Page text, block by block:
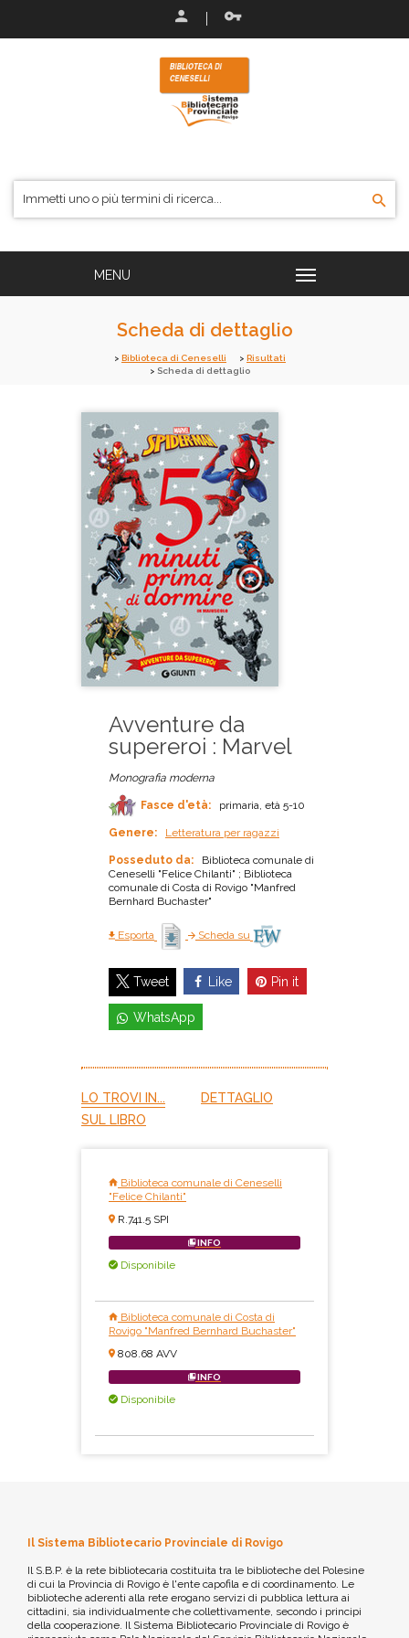
Scheda di dettaglio
Biblioteca di Ceneselli
Risultati
Scheda di dettaglio
Avventure da
supereroi : Marvel
Monografia moderna
Fasce d'età: primaria, età 5-10
Genere: Letteratura per ragazzi
Posseduto da:
Biblioteca comunale di
Ceneselli "Felice Chilanti" ; Biblioteca
comunale di Costa di Rovigo "Manfred
Bernhard Buchaster"
Esporta Scheda su
Tweet Like Pin it
WhatsApp
LO TROVI IN...
DETTAGLIO
SUL LIBRO
Biblioteca comunale di Ceneselli
"Felice Chilanti"
R.741.5 SPI
INFO
Disponibile
Biblioteca comunale di Costa di
Rovigo "Manfred Bernhard Buchaster"
808.68 AVV
INFO
Disponibile
Il Sistema Bibliotecario Provinciale di Rovigo
Il S.B.P. è la rete bibliotecaria costituita tra le biblioteche del Polesine
di cui la Provincia di Rovigo è l'ente capofila e di coordinamento. Le
biblioteche aderenti alla rete erogano servizi di pubblica lettura ai
cittadini, sia individualmente che collettivamente, secondo i principi
della cooperazione. Il Sistema Bibliotecario Provinciale di Rovigo è